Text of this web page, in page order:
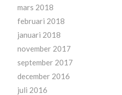
mars 2018
februari 2018
januari 2018
november 2017
september 2017
december 2016
juli 2016